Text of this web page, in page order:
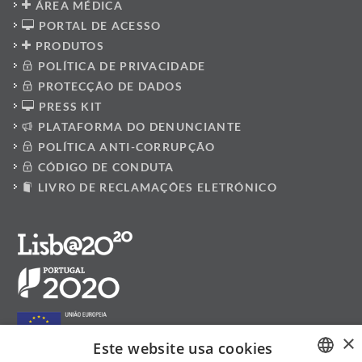
ÁREA MÉDICA
PORTAL DE ACESSO
PRODUTOS
POLÍTICA DE PRIVACIDADE
PROTECÇÃO DE DADOS
PRESS KIT
PLATAFORMA DO DENUNCIANTE
POLÍTICA ANTI-CORRUPÇÃO
CÓDIGO DE CONDUTA
LIVRO DE RECLAMAÇÕES ELETRÓNICO
×
Este website usa cookies